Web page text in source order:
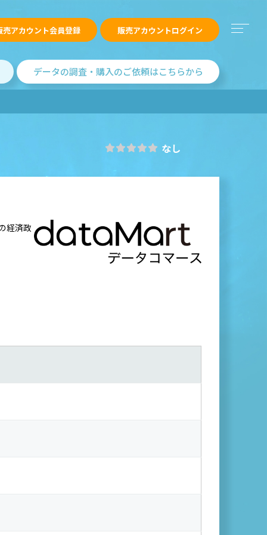
売アカウント会員登録 販売アカウントログイン
データの調査・購入のご依頼はこちらから
なし
経済政